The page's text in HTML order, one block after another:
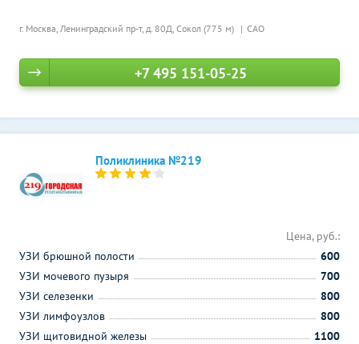
г. Москва, Ленинградский пр-т, д. 80Д, Сокол (775 м) САО
+7 495 151-05-25
Поликлиника №219
Цена, руб.:
УЗИ брюшной полости
600
УЗИ мочевого пузыря
700
УЗИ селезенки
800
УЗИ лимфоузлов
800
УЗИ щитовидной железы
1100